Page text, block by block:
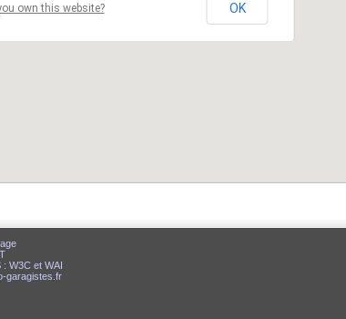
own this website? OK
own this website? OK
: W3C et WAI
garagistes.fr